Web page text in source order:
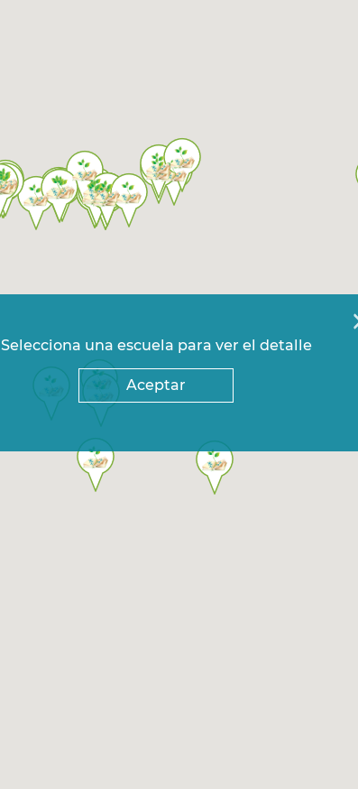
Selecciona una escuela para ver el detalle
Aceptar